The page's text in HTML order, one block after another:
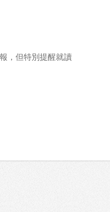
，但特別提醒就讀